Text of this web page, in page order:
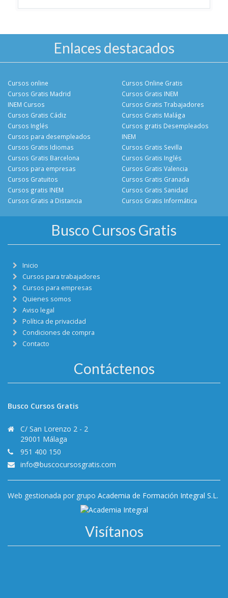
Enlaces destacados
Cursos online
Cursos Gratis Madrid
INEM Cursos
Cursos Gratis Cádiz
Cursos Online Gratis
Cursos Gratis INEM
Cursos Gratis Trabajadores
Cursos Gratis Malága
Cursos Inglés
Cursos para desempleados
Cursos Gratis Idiomas
Cursos Gratis Barcelona
Cursos gratis Desempleados
INEM
Cursos Gratis Sevilla
Cursos Gratis Inglés
Cursos para empresas
Cursos Gratuitos
Cursos gratis INEM
Cursos Gratis a Distancia
Cursos Gratis Valencia
Cursos Gratis Granada
Cursos Gratis Sanidad
Cursos Gratis Informática
Busco Cursos Gratis
Inicio
Cursos para trabajadores
Cursos para empresas
Quienes somos
Aviso legal
Política de privacidad
Condiciones de compra
Contacto
Contáctenos
Busco Cursos Gratis
C/ San Lorenzo 2 - 2
29001 Málaga
951 400 150
info@buscocursosgratis.com
Web gestionada por grupo Academia de Formación Integral S.L.
Visítanos